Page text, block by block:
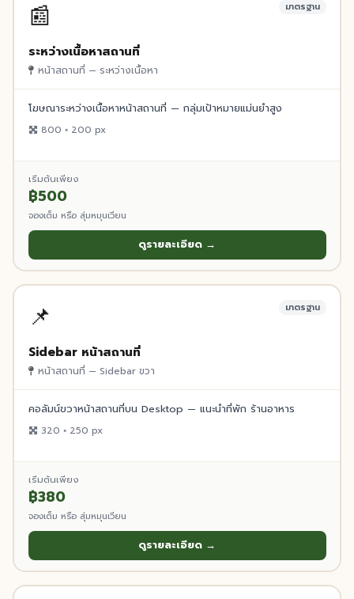
📰 มาตรฐาน
ระหว่างเนื้อหาสถานที่
หน้าสถานที่ — ระหว่างเนื้อหา
โฆษณาระหว่างเนื้อหาหน้าสถานที่ — กลุ่มเป้าหมายแม่นยำสูง
800 × 200 px
เริ่มต้นเพียง
฿500
จองเต็ม หรือ สุ่มหมุนเวียน
ดูรายละเอียด →
📌 มาตรฐาน
Sidebar หน้าสถานที่
หน้าสถานที่ — Sidebar ขวา
คอลัมน์ขวาหน้าสถานที่บน Desktop — แนะนำที่พัก ร้านอาหาร
320 × 250 px
เริ่มต้นเพียง
฿380
จองเต็ม หรือ สุ่มหมุนเวียน
ดูรายละเอียด →